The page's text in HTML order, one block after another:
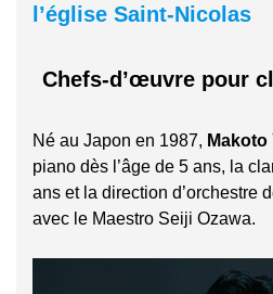
l’église Saint-Nicolas
Chefs-d’œuvre pour
Né au Japon en 1987,
piano dès l’âge de 5 ans, la
ans et la direction d’orchestre
avec le Maestro Seiji Ozawa.